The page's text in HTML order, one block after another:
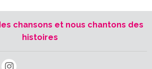
chansons et nous chantons des
histoires